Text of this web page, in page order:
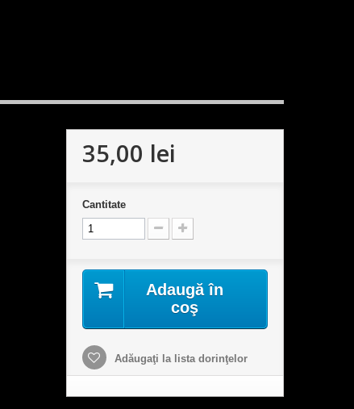
35,00 lei
Cantitate
Adaugă în
coş
Adăugaţi la lista dorinţelor